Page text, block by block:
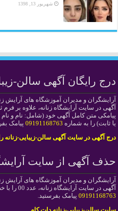
شهریور 13, 1398
درج رایگان آگهی سالن-
آرایشگران و مدیران آموزشگاه های آرایش
آگهی در سایت آرایشگاه زنانه، علاوه بر
پیامکی متن کامل آگهی خود (شامل: نام و
یا ثابت) را به شماره 09191168763 پیامک
درج آگهی در سایت آگهی سالن-زیبایی-زنانه
حذف آگهی از سایت
آرایشگران و مدیران آموزشگاه های آرایش
آگهی در سایت آرایشگاه زنانه، عدد 00 را با خط ثبت شده آگهی در سایت به شماره
09191168763 پیامک بفرستید.